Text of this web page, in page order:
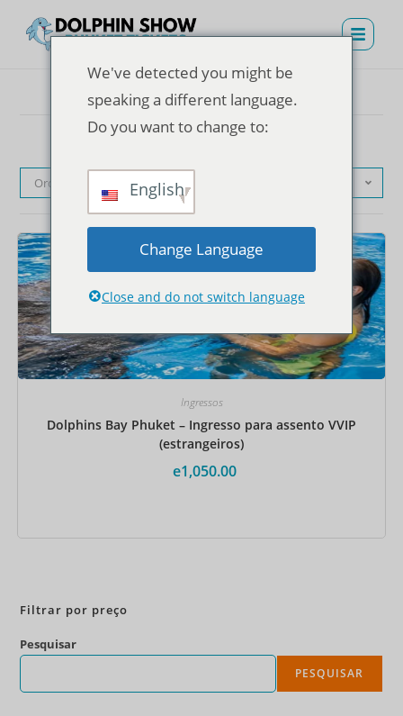
Ordenação padrão
Ingressos
Dolphins Bay Phuket – Ingresso para assento VVIP
(estrangeiros)
e1,050.00
Filtrar por preço
Pesquisar
PESQUISAR
We've detected you might be
speaking a different language.
Do you want to change to:
English
Change Language
Close and do not switch language